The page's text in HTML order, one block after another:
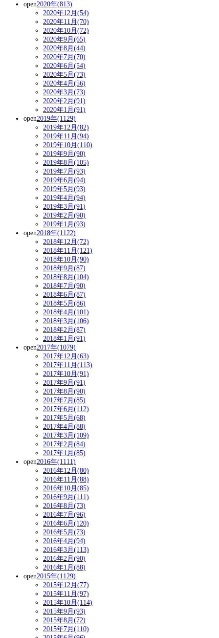
open2020年(813)
2020年12月(54)
2020年11月(70)
2020年10月(72)
2020年9月(65)
2020年8月(44)
2020年7月(70)
2020年6月(54)
2020年5月(73)
2020年4月(56)
2020年3月(73)
2020年2月(91)
2020年1月(91)
open2019年(1129)
2019年12月(82)
2019年11月(94)
2019年10月(110)
2019年9月(90)
2019年8月(105)
2019年7月(93)
2019年6月(94)
2019年5月(93)
2019年4月(94)
2019年3月(91)
2019年2月(90)
2019年1月(93)
open2018年(1122)
2018年12月(72)
2018年11月(121)
2018年10月(90)
2018年9月(87)
2018年8月(104)
2018年7月(90)
2018年6月(87)
2018年5月(86)
2018年4月(101)
2018年3月(106)
2018年2月(87)
2018年1月(91)
open2017年(1079)
2017年12月(63)
2017年11月(113)
2017年10月(91)
2017年9月(91)
2017年8月(90)
2017年7月(85)
2017年6月(112)
2017年5月(68)
2017年4月(88)
2017年3月(109)
2017年2月(84)
2017年1月(85)
open2016年(1111)
2016年12月(80)
2016年11月(88)
2016年10月(85)
2016年9月(111)
2016年8月(73)
2016年7月(96)
2016年6月(120)
2016年5月(73)
2016年4月(94)
2016年3月(113)
2016年2月(90)
2016年1月(88)
open2015年(1129)
2015年12月(77)
2015年11月(97)
2015年10月(114)
2015年9月(93)
2015年8月(72)
2015年7月(110)